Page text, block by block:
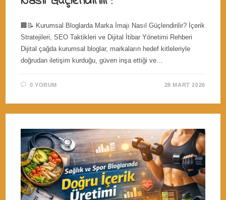
🏢📝 Kurumsal Bloglarda Marka İmajı Nasıl Güçlendirilir? İçerik
Stratejileri, SEO Taktikleri ve Dijital İtibar Yönetimi Rehberi
Dijital çağda kurumsal bloglar, markaların hedef kitleleriyle
doğrudan iletişim kurduğu, güven inşa ettiği ve…
0 YORUM 28 MART 2026